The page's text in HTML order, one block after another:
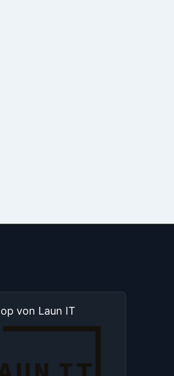
von Laun IT